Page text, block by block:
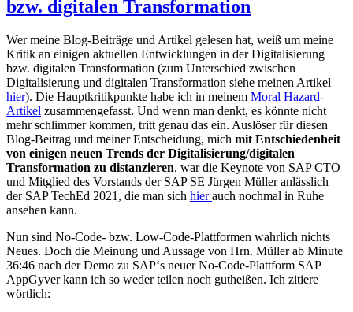
bzw. digitalen Transformation
Wer meine Blog-Beiträge und Artikel gelesen hat, weiß um meine
Kritik an einigen aktuellen Entwicklungen in der Digitalisierung
bzw. digitalen Transformation (zum Unterschied zwischen
Digitalisierung und digitalen Transformation siehe meinen Artikel
hier). Die Hauptkritikpunkte habe ich in meinem Moral Hazard-
Artikel zusammengefasst. Und wenn man denkt, es könnte nicht
mehr schlimmer kommen, tritt genau das ein. Auslöser für diesen
Blog-Beitrag und meiner Entscheidung, mich mit Entschiedenheit
von einigen neuen Trends der Digitalisierung/digitalen
Transformation zu distanzieren, war die Keynote von SAP CTO
und Mitglied des Vorstands der SAP SE Jürgen Müller anlässlich
der SAP TechEd 2021, die man sich hierauch nochmal in Ruhe
ansehen kann.
Nun sind No-Code- bzw. Low-Code-Plattformen wahrlich nichts
Neues. Doch die Meinung und Aussage von Hrn. Müller ab Minute
36:46 nach der Demo zu SAP‘s neuer No-Code-Plattform SAP
AppGyver kann ich so weder teilen noch gutheißen. Ich zitiere
wörtlich: